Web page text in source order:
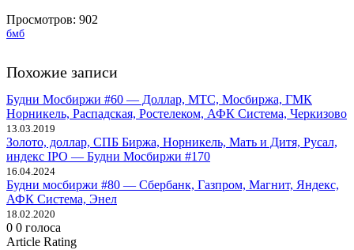
Просмотров: 902
бмб
Похожие записи
Будни Мосбиржи #60 — Доллар, МТС, Мосбиржа, ГМК
Норникель, Распадская, Ростелеком, АФК Система, Черкизово
13.03.2019
Золото, доллар, СПБ Биржа, Норникель, Мать и Дитя, Русал,
индекс IPO — Будни Мосбиржи #170
16.04.2024
Будни мосбиржи #80 — Сбербанк, Газпром, Магнит, Яндекс,
АФК Система, Энел
18.02.2020
0 0 голоса
Article Rating